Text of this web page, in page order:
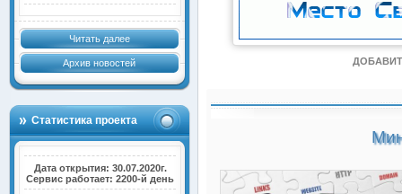
Читать далее
Архив новостей
Статистика проекта
Дата открытия: 30.07.2020г.
Сервис работает: 2200-й день